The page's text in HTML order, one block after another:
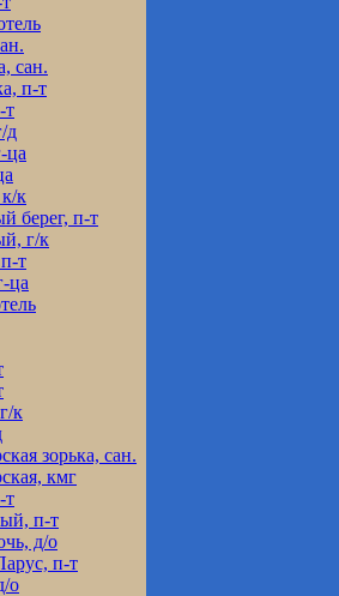
сан.
п-т
т
д
ца
к
берег, п-т
г/к
т
ца
к
зорька, сан.
кмг
т
п-т
д/о
п-т
о